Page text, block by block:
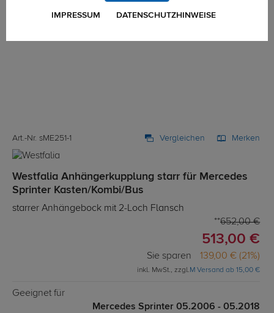
Art.-Nr. sME251-1 Vergleichen Merken
Westfalia Anhängerkupplung starr für Mercedes
Sprinter Kasten/Kombi/Bus
starrer Anhängebock mit 2-Loch Flansch
652,00 €
513,00 €
Sie sparen 139,00 € (21%)
inkl. MwSt., zzgl.M Versand ab 15,00 €
Geeignet für
Mercedes Sprinter 05.2006 - 05.2018
IMPRESSUM DATENSCHUTZHINWEISE